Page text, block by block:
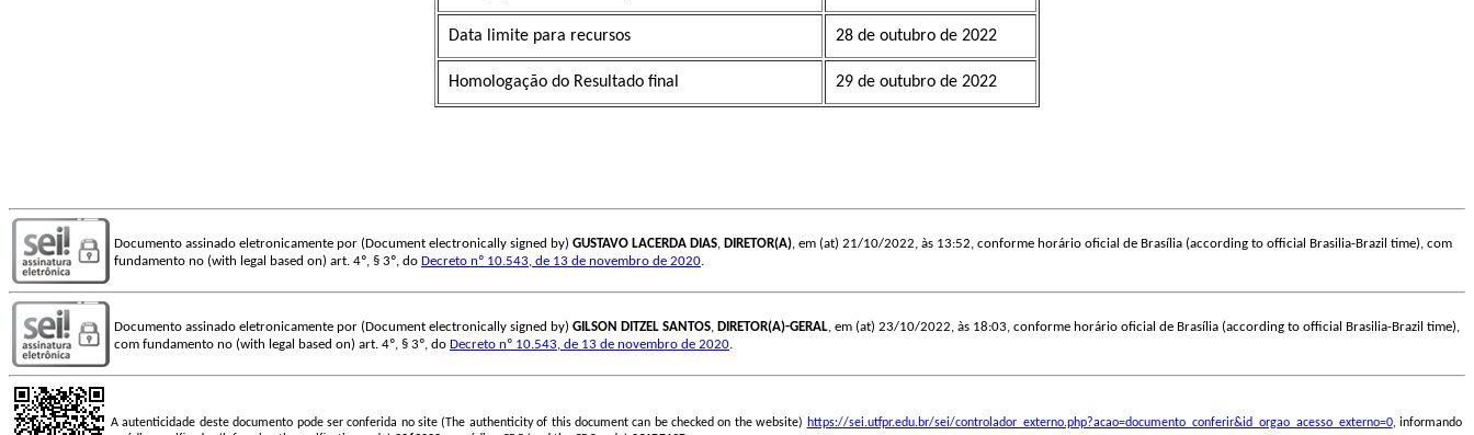
Data limite para recursos 28 de outubro de 2022
Homologação do Resultado final 29 de outubro de 2022
Documento assinado eletronicamente por (Document electronically signed by) GUSTAVO LACERDA DIAS, DIRETOR(A), em (at) 21/10/2022, às 13:52, conforme horário oficial de Brasília (according to official Brasilia-Brazil time), com
fundamento no (with legal based on) art. 4º, § 3º, do Decreto nº 10.543, de 13 de novembro de 2020.
Documento assinado eletronicamente por (Document electronically signed by) GILSON DITZEL SANTOS, DIRETOR(A)-GERAL, em (at) 23/10/2022, às 18:03, conforme horário oficial de Brasília (according to official Brasilia-Brazil time),
com fundamento no (with legal based on) art. 4º, § 3º, do Decreto nº 10.543, de 13 de novembro de 2020.
A autenticidade deste documento pode ser conferida no site (The authenticity of this document can be checked on the website) https://sei.utfpr.edu.br/sei/controlador_externo.php?acao=documento_conferir&id_orgao_acesso_externo=0, informando